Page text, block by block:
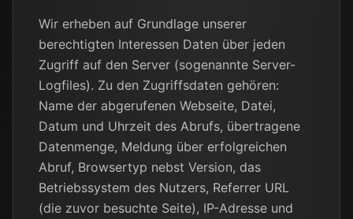
Wir erheben auf Grundlage unserer
berechtigten Interessen Daten über jeden
Zugriff auf den Server (sogenannte Server-
Logfiles). Zu den Zugriffsdaten gehören:
Name der abgerufenen Webseite, Datei,
Datum und Uhrzeit des Abrufs, übertragene
Datenmenge, Meldung über erfolgreichen
Abruf, Browsertyp nebst Version, das
Betriebssystem des Nutzers, Referrer URL
(die zuvor besuchte Seite), IP-Adresse und